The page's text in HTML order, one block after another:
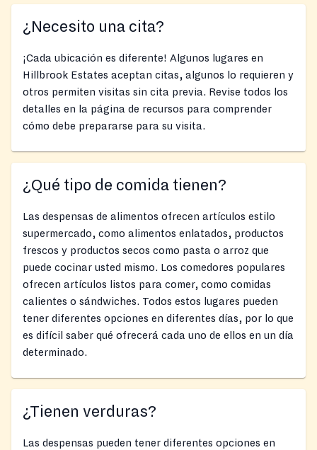
¿Necesito una cita?
¡Cada ubicación es diferente! Algunos lugares en
Hillbrook Estates aceptan citas, algunos lo requieren y
otros permiten visitas sin cita previa. Revise todos los
detalles en la página de recursos para comprender
cómo debe prepararse para su visita.
¿Qué tipo de comida tienen?
Las despensas de alimentos ofrecen artículos estilo
supermercado, como alimentos enlatados, productos
frescos y productos secos como pasta o arroz que
puede cocinar usted mismo. Los comedores populares
ofrecen artículos listos para comer, como comidas
calientes o sándwiches. Todos estos lugares pueden
tener diferentes opciones en diferentes días, por lo que
es difícil saber qué ofrecerá cada uno de ellos en un día
determinado.
¿Tienen verduras?
Las despensas pueden tener diferentes opciones en